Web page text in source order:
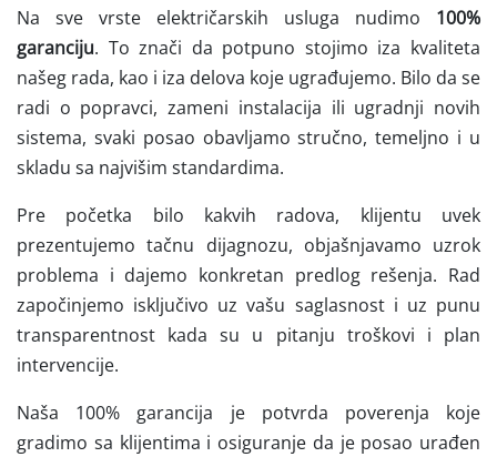
Na sve vrste električarskih usluga nudimo 100%
garanciju. To znači da potpuno stojimo iza kvaliteta
našeg rada, kao i iza delova koje ugrađujemo. Bilo da se
radi o popravci, zameni instalacija ili ugradnji novih
sistema, svaki posao obavljamo stručno, temeljno i u
skladu sa najvišim standardima.
Pre početka bilo kakvih radova, klijentu uvek
prezentujemo tačnu dijagnozu, objašnjavamo uzrok
problema i dajemo konkretan predlog rešenja. Rad
započinjemo isključivo uz vašu saglasnost i uz punu
transparentnost kada su u pitanju troškovi i plan
intervencije.
Naša 100% garancija je potvrda poverenja koje
gradimo sa klijentima i osiguranje da je posao urađen